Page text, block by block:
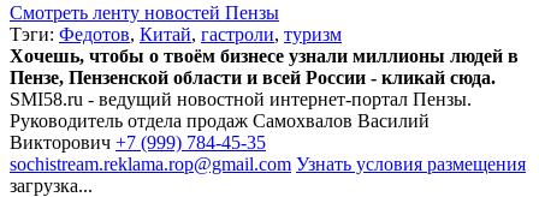
Смотреть ленту новостей Пензы
Тэги: Федотов, Китай, гастроли, туризм
Хочешь, чтобы о твоём бизнесе узнали миллионы людей в
Пензе, Пензенской области и всей России - кликай сюда.
SMI58.ru - ведущий новостной интернет-портал Пензы.
Руководитель отдела продаж Самохвалов Василий
Викторович +7 (999) 784-45-35
sochistream.reklama.rop@gmail.com Узнать условия размещения
загрузка...